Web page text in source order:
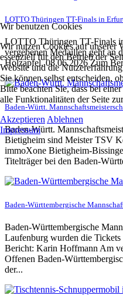
LOTTO Thüringen TT-Finals in
LOTTO Thüringen TT-Finals
vergebenen Medaillen geht an
Holzapfel, 08.06.2026 Zum
Baden-Württ.
Baden-Württ.
Bietigheim sind Meister TSV
immoXone Bietigheim-
Titelträger bei den Baden-
Baden-Württembergische
Baden-Württembergische
Laufenburg wurden die
Bericht: Karin Hoffmann Am
Offenen Baden-
der...
Wir benutzen Cookies
Wir nutzen Cookies auf unserer
essenziell für den Betrieb der
Website und die
Sie können selbst entscheiden,
Bitte beachten Sie, dass bei
alle Funktionalitäten der Seite
Akzeptieren Ablehnen
Impressum